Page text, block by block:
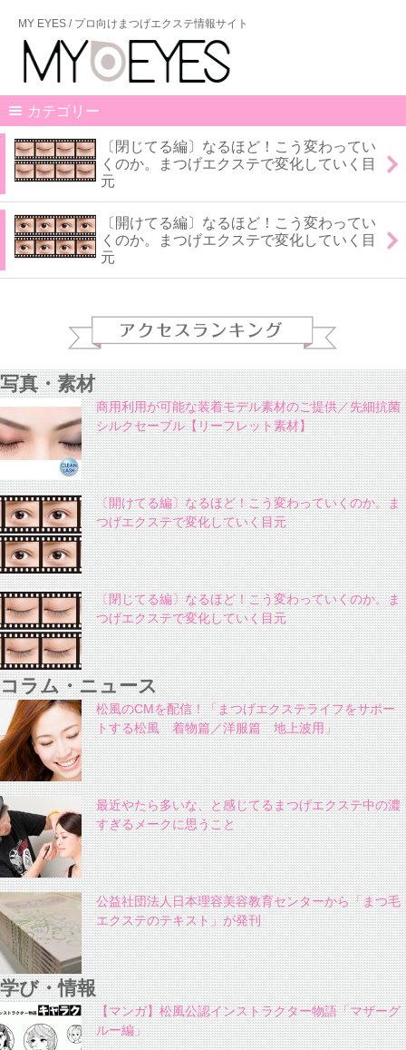
MY EYES / プロ向けまつげエクステ情報サイト
カテゴリー
〔閉じてる編〕なるほど！こう変わってい
くのか。まつげエクステで変化していく目
元
〔開けてる編〕なるほど！こう変わってい
くのか。まつげエクステで変化していく目
元
写真・素材
商用利用が可能な装着モデル素材のご提供／先細抗菌
シルクセーブル【リーフレット素材】
〔開けてる編〕なるほど！こう変わっていくのか。ま
つげエクステで変化していく目元
〔閉じてる編〕なるほど！こう変わっていくのか。ま
つげエクステで変化していく目元
コラム・ニュース
松風のCMを配信！「まつげエクステライフをサポー
トする松風 着物篇／洋服篇 地上波用」
最近やたら多いな、と感じてるまつげエクステ中の濃
すぎるメークに思うこと
公益社団法人日本理容美容教育センターから「まつ毛
エクステのテキスト」が発刊
学び・情報
【マンガ】松風公認インストラクター物語「マザーグ
ルー編」